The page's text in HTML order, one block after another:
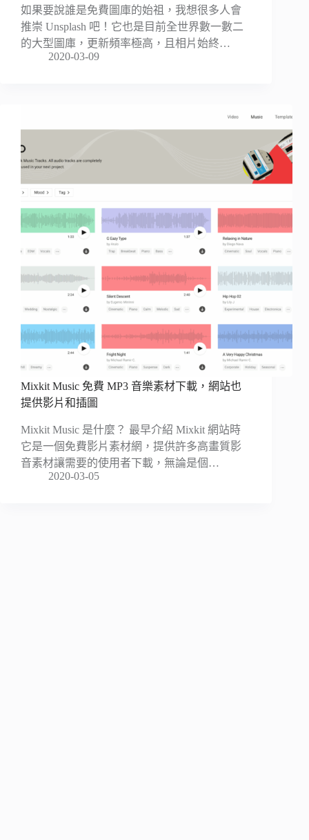
如果要說誰是免費圖庫的始祖，我想很多人會
推崇 Unsplash 吧！它也是目前全世界數一數二
的大型圖庫，更新頻率極高，且相片始終…
2020-03-09
Mixkit Music 免費 MP3 音樂素材下載，網站也
提供影片和插圖
Mixkit Music 是什麼？ 最早介紹 Mixkit 網站時
它是一個免費影片素材網，提供許多高畫質影
音素材讓需要的使用者下載，無論是個…
2020-03-05